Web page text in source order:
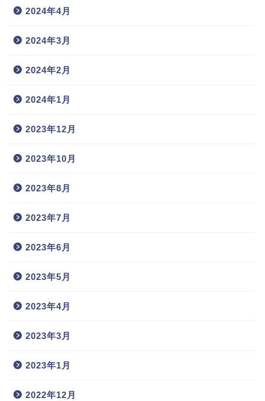
2024年4月
2024年3月
2024年2月
2024年1月
2023年12月
2023年10月
2023年8月
2023年7月
2023年6月
2023年5月
2023年4月
2023年3月
2023年1月
2022年12月